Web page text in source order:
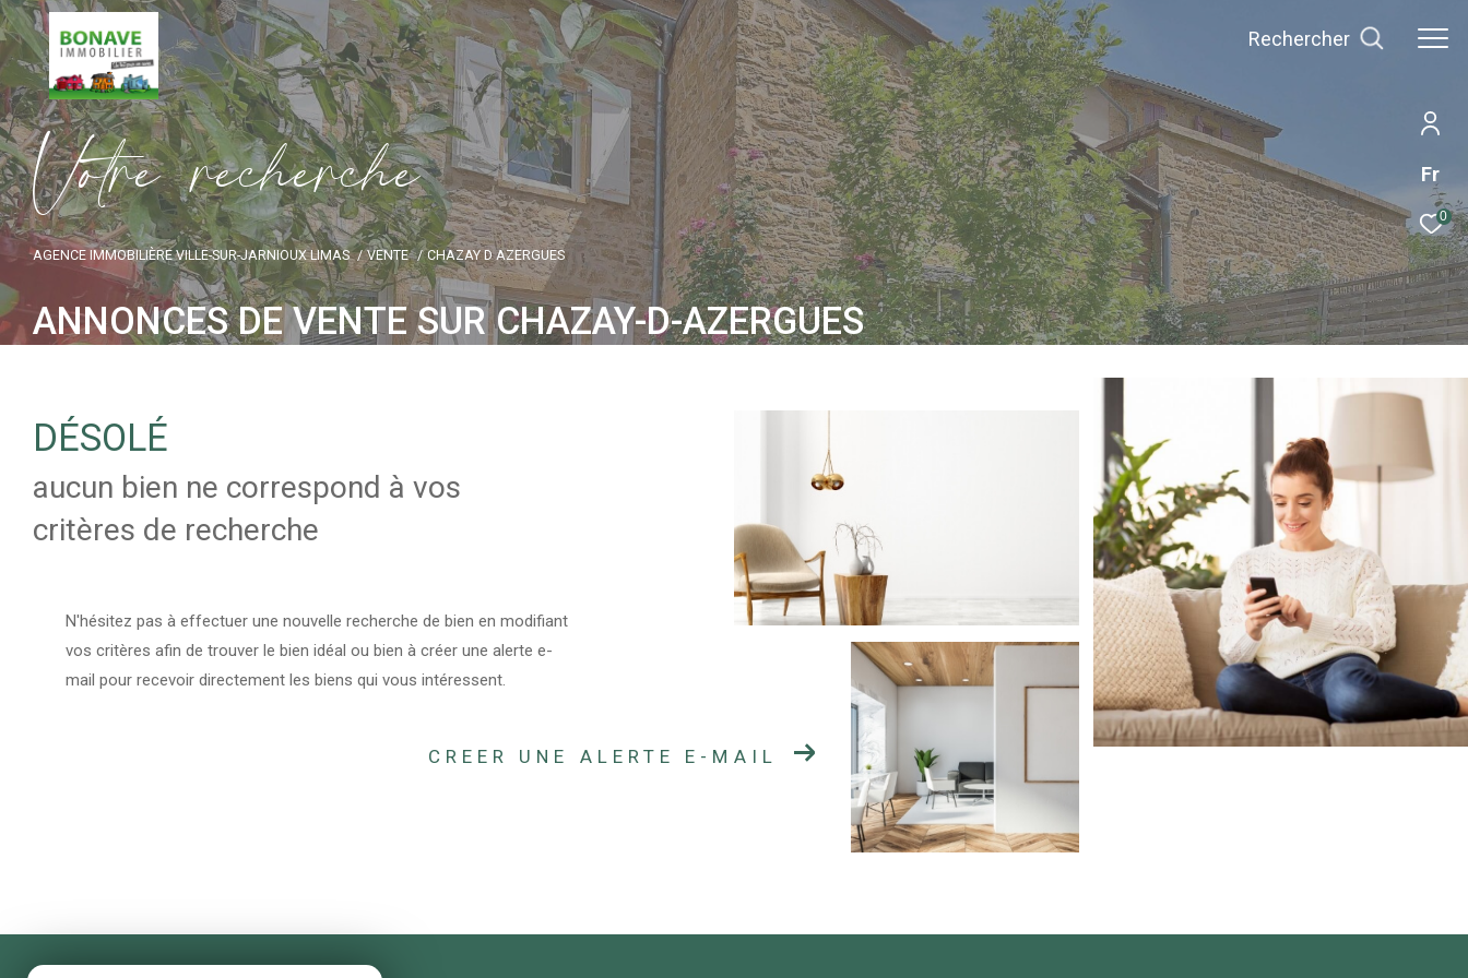
Fr
0
Rechercher
Votre recherche
AGENCE IMMOBILIÈRE VILLE-SUR-JARNIOUX LIMAS VENTE CHAZAY D AZERGUES
ANNONCES DE VENTE SUR CHAZAY-D-AZERGUES
DÉSOLÉ
aucun bien ne correspond à vos
critères de recherche
N'hésitez pas à effectuer une nouvelle recherche de bien en modifiant
vos critères afin de trouver le bien idéal ou bien à créer une alerte e-
mail pour recevoir directement les biens qui vous intéressent.
CREER UNE ALERTE E-MAIL